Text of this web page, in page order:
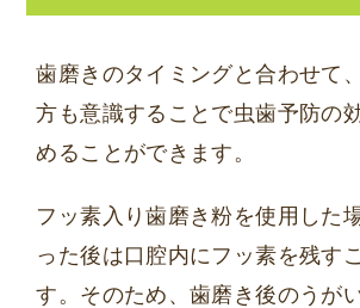
歯磨きのタイミングと合わせて
方も意識することで虫歯予防の
めることができます。
フッ素入り歯磨き粉を使用した
った後は口腔内にフッ素を残す
す。そのため、歯磨き後のうが